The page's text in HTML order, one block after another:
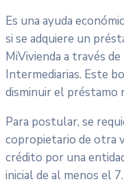
Es una ayuda
si se adquiere un
MiVivienda a través
Intermediarias. Este
disminuir el préstamo
Para postular, se
copropietario de otra
crédito por una
inicial de al menos el